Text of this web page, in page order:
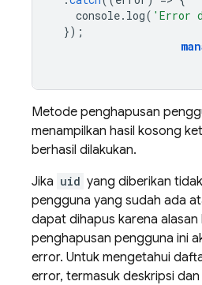
console. log( 'Error
});
Metode penghapusan
menampilkan hasil kosong
berhasil dilakukan.
Jika uid yang diberikan
pengguna yang sudah ada
dapat dihapus karena alasan
penghapusan pengguna ini
error. Untuk mengetahui
error, termasuk deskripsi dan